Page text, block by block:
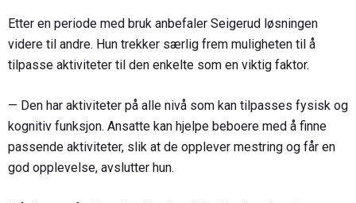
Etter en periode med bruk anbefaler Seigerud løsningen
videre til andre. Hun trekker særlig frem muligheten til å
tilpasse aktiviteter til den enkelte som en viktig faktor.
— Den har aktiviteter på alle nivå som kan tilpasses fysisk og
kognitiv funksjon. Ansatte kan hjelpe beboere med å finne
passende aktiviteter, slik at de opplever mestring og får en
god opplevelse, avslutter hun.